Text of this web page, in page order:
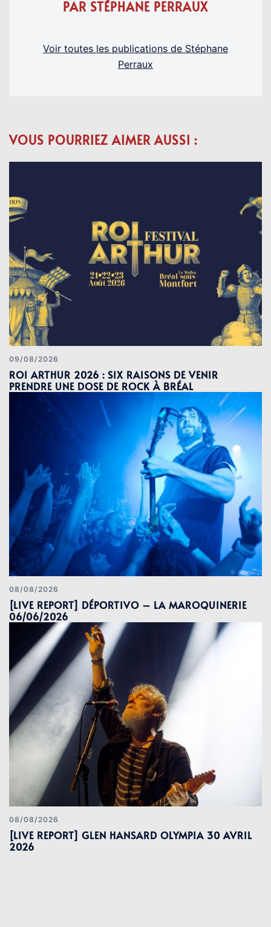
PAR STÉPHANE PERRAUX
Voir toutes les publications de Stéphane
Perraux
VOUS POURRIEZ AIMER AUSSI :
09/08/2026
ROI ARTHUR 2026 : SIX RAISONS DE VENIR
PRENDRE UNE DOSE DE ROCK À BRÉAL
08/08/2026
[LIVE REPORT] DÉPORTIVO – LA MAROQUINERIE
06/06/2026
08/08/2026
[LIVE REPORT] GLEN HANSARD OLYMPIA 30 AVRIL
2026